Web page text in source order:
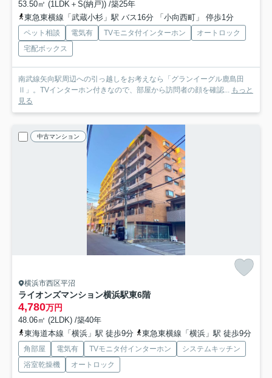
53.50㎡ (1LDK＋S(納戸)) /築25年
東急東横線「武蔵小杉」駅 バス16分 「小向西町」 停歩1分
ペット相談 電気有 TVモニタ付インターホン
オートロック
宅配ボックス
南武線矢向駅周辺への引っ越しをお考えなら「グランイーグル鹿島田
Ⅱ」。TVインターホン付きなので、部屋から訪問者の顔を確認...
もっと
見る
中古マンション
横浜市西区平沼
ライオンズマンション横浜駅東6階
4,780万円
48.06㎡ (2LDK) /築40年
東海道本線「横浜」駅 徒歩9分
東急東横線「横浜」駅 徒歩9分
角部屋 電気有 TVモニタ付インターホン
システムキッチン
浴室乾燥機
オートロック